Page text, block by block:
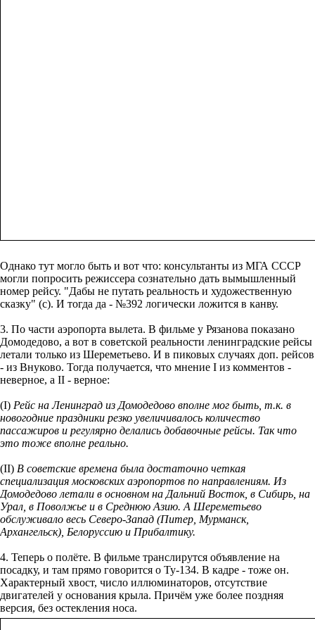
Однако тут могло быть и вот что: консультанты из МГА СССР
могли попросить режиссера сознательно дать вымышленный
номер рейсу. "Дабы не путать реальность и художественную
сказку" (с). И тогда да - №392 логически ложится в канву.
3. По части аэропорта вылета. В фильме у Рязанова показано
Домодедово, а вот в советской реальности ленинградские рейсы
летали только из Шереметьево. И в пиковых случаях доп. рейсов
- из Внуково. Тогда получается, что мнение I из комментов -
неверное, а II - верное:
(I) Рейс на Ленинград из Домодедово вполне мог быть, т.к. в
новогодние праздники резко увеличивалось количество
пассажиров и регулярно делались добавочные рейсы. Так что
это тоже вполне реально.
(II) В советские времена была достаточно четкая
специализация московских аэропортов по направлениям. Из
Домодедово летали в основном на Дальний Восток, в Сибирь, на
Урал, в Поволжье и в Среднюю Азию. А Шереметьево
обслуживало весь Северо-Запад (Питер, Мурманск,
Архангельск), Белоруссию и Прибалтику.
4. Теперь о полёте. В фильме транслирутся объявление на
посадку, и там прямо говорится о Ту-134. В кадре - тоже он.
Характерный хвост, число иллюминаторов, отсутствие
двигателей у основания крыла. Причём уже более поздняя
версия, без остекления носа.